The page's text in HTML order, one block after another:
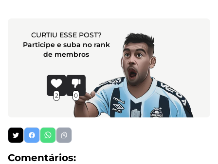
CURTIU ESSE POST?
Participe e suba no rank
de membros
2 0
Comentários: